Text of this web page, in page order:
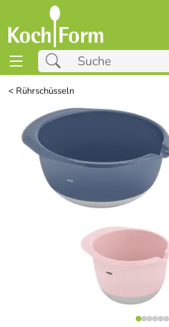
< Rührschüsseln